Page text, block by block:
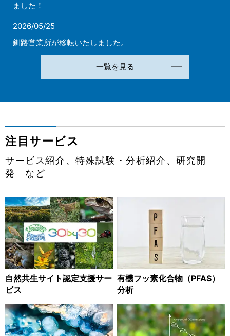
ました！
2026/05/25
釧路営業所が移転いたしました。
第1回アスベスト分析ラウンドロビンテストに、当社の４つ
役員人事についてのお知らせ
2026/03/03
決算公告を掲載いたしました。
2027年新卒向けオープン・カンパニーを開催します。
2025/11/05
第32回社内技術発表会を開催しました！
一覧を見る
注目サービス
サービス紹介、特殊試験・分析紹介、研究開
発 など
自然共生サイト認定支援サー
ビス
有機フッ素化合物（PFAS）
分析